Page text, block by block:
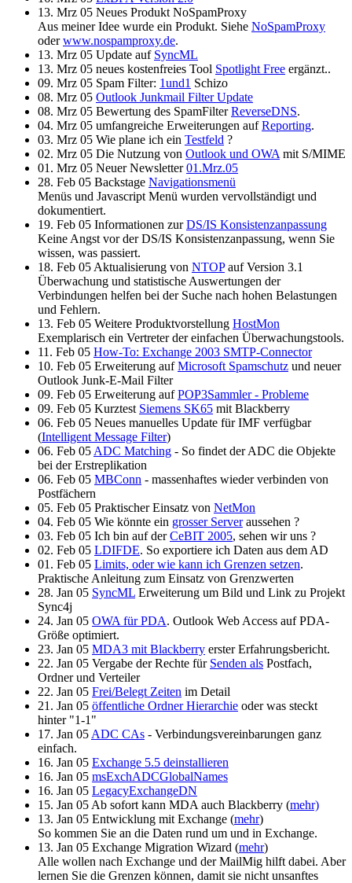
13. Mrz 05 Neues Produkt NoSpamProxy
Aus meiner Idee wurde ein Produkt. Siehe NoSpamProxy
oderwww.nospamproxy.de.
13. Mrz 05 Update auf SyncML
13. Mrz 05 neues kostenfreies Tool Spotlight Free ergänzt..
09. Mrz 05 Spam Filter: 1und1 Schizo
08. Mrz 05 Outlook Junkmail Filter Update
08. Mrz 05 Bewertung des SpamFilterReverseDNS.
04. Mrz 05 umfangreiche Erweiterungen aufReporting.
03. Mrz 05 Wie plane ich ein Testfeld ?
02. Mrz 05 Die Nutzung von Outlook und OWA mit S/MIME
01. Mrz 05 Neuer Newsletter01.Mrz.05
28. Feb 05 Backstage Navigationsmenü
Menüs und Javascript Menü wurden vervollständigt und
dokumentiert.
19. Feb 05 Informationen zurDS/IS Konsistenzanpassung
Keine Angst vor der DS/IS Konsistenzanpassung, wenn Sie
wissen, was passiert.
18. Feb 05 Aktualisierung von NTOP auf Version 3.1
Überwachung und statistische Auswertungen der
Verbindungen helfen bei der Suche nach hohen Belastungen
und Fehlern.
13. Feb 05 Weitere Produktvorstellung HostMon
Exemplarisch ein Vertreter der einfachen Überwachungstools.
11. Feb 05 How-To: Exchange 2003 SMTP-Connector
10. Feb 05 Erweiterung aufMicrosoft Spamschutz und neuer
Outlook Junk-E-Mail Filter
09. Feb 05 Erweiterung aufPOP3Sammler - Probleme
09. Feb 05 Kurztest Siemens SK65 mit Blackberry
06. Feb 05 Neues manuelles Update für IMF verfügbar
(Intelligent Message Filter)
06. Feb 05 ADC Matching - So findet der ADC die Objekte
bei der Erstreplikation
06. Feb 05 MBConn - massenhaftes wieder verbinden von
Postfächern
05. Feb 05 Praktischer Einsatz von NetMon
04. Feb 05 Wie könnte ein grosser Serveraussehen ?
03. Feb 05 Ich bin auf derCeBIT 2005, sehen wir uns ?
02. Feb 05 LDIFDE. So exportiere ich Daten aus dem AD
01. Feb 05 Limits, oder wie kann ich Grenzen setzen.
Praktische Anleitung zum Einsatz von Grenzwerten
28. Jan 05 SyncML Erweiterung um Bild und Link zu Projekt
Sync4j
24. Jan 05 OWA für PDA. Outlook Web Access auf PDA-
Größe optimiert.
23. Jan 05 MDA3 mit Blackberry erster Erfahrungsbericht.
22. Jan 05 Vergabe der Rechte für Senden als Postfach,
Ordner und Verteiler
22. Jan 05 Frei/Belegt Zeiten im Detail
21. Jan 05 öffentliche Ordner Hierarchie oder was steckt
hinter "1-1"
17. Jan 05 ADC CAs - Verbindungsvereinbarungen ganz
einfach.
16. Jan 05 Exchange 5.5 deinstallieren
16. Jan 05 msExchADCGlobalNames
16. Jan 05 LegacyExchangeDN
15. Jan 05 Ab sofort kann MDA auch Blackberry (mehr)
13. Jan 05 Entwicklung mit Exchange (mehr)
So kommen Sie an die Daten rund um und in Exchange.
13. Jan 05 Exchange Migration Wizard (mehr)
Alle wollen nach Exchange und der MailMig hilft dabei. Aber
lernen Sie die Grenzen können, damit sie nicht unsanftes